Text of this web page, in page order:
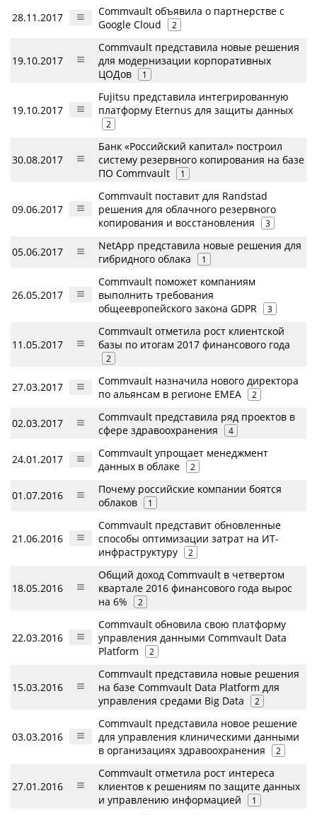
28.11.2017
Commvault объявила о партнерстве с
Google Cloud
2
19.10.2017
Commvault представила новые решения
для модернизации корпоративных
ЦОДов
1
19.10.2017
Fujitsu представила интегрированную
платформу Eternus для защиты данных
2
30.08.2017
Банк «Российский капитал» построил
систему резервного копирования на базе
ПО Commvault
1
09.06.2017
Commvault поставит для Randstad
решения для облачного резервного
копирования и восстановления
3
05.06.2017
NetApp представила новые решения для
гибридного облака
1
26.05.2017
Commvault поможет компаниям
выполнить требования
общеевропейского закона GDPR
3
11.05.2017
Commvault отметила рост клиентской
базы по итогам 2017 финансового года
2
27.03.2017
Commvault назначила нового директора
по альянсам в регионе EMEA
2
02.03.2017
Commvault представила ряд проектов в
сфере здравоохранения
4
24.01.2017
Commvault упрощает менеджмент
данных в облаке
2
01.07.2016
Почему российские компании боятся
облаков
1
21.06.2016
Commvault представит обновленные
способы оптимизации затрат на ИТ-
инфраструктуру
2
18.05.2016
Общий доход Commvault в четвертом
квартале 2016 финансового года вырос
на 6%
2
22.03.2016
Commvault обновила свою платформу
управления данными Commvault Data
Platform
2
15.03.2016
Commvault представила новые решения
на базе Commvault Data Platform для
управления средами Big Data
2
03.03.2016
Commvault представила новое решение
для управления клиническими данными
в организациях здравоохранения
2
27.01.2016
Commvault отметила рост интереса
клиентов к решениям по защите данных
и управлению информацией
1